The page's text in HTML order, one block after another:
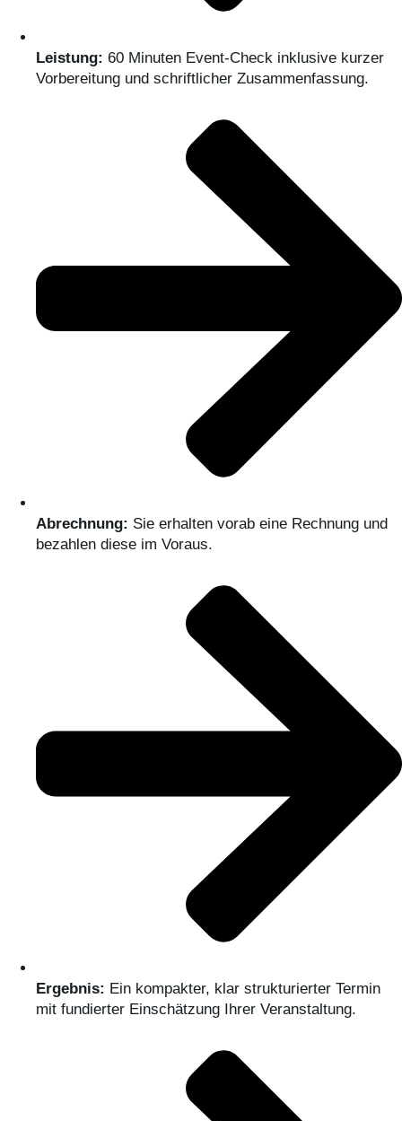
Leistung: 60 Minuten Event-Check inklusive kurzer
Vorbereitung und schriftlicher Zusammenfassung.
Abrechnung: Sie erhalten vorab eine Rechnung und
bezahlen diese im Voraus.
Ergebnis: Ein kompakter, klar strukturierter Termin
mit fundierter Einschätzung Ihrer Veranstaltung.